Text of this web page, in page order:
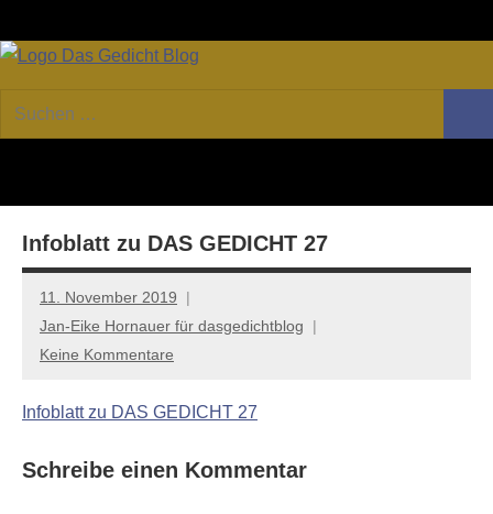
Inhalt
GEDICHT
Forum
von
Lyrik,
Essay
Suchen
nach:
Infoblatt zu DAS GEDICHT 27
11. November 2019
Jan-Eike Hornauer für dasgedichtblog
Keine Kommentare
Infoblatt zu DAS GEDICHT 27
Schreibe einen Kommentar